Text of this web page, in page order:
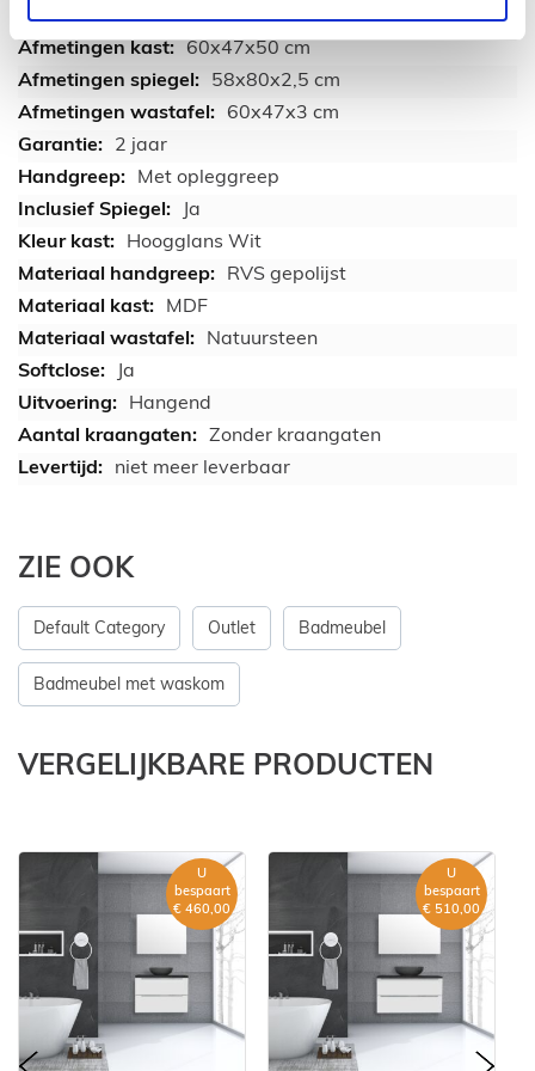
1
60x47x50 cm
58x80x2,5 cm
60x47x3 cm
2 jaar
Met opleggreep
Ja
Hoogglans Wit
RVS gepolijst
MDF
Natuursteen
Ja
Hangend
Zonder kraangaten
niet meer leverbaar
ZIE OOK
Default Category Outlet Badmeubel
Badmeubel met waskom
VERGELIJKBARE PRODUCTEN
U
bespaart
€ 460,00
U
bespaart
€ 510,00
prev